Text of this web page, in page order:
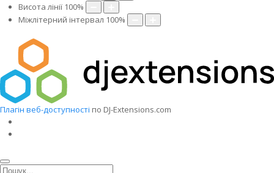
Висота лінії 100%
Міжлітерний інтервал 100%
Плагін веб-доступності по DJ-Extensions.com